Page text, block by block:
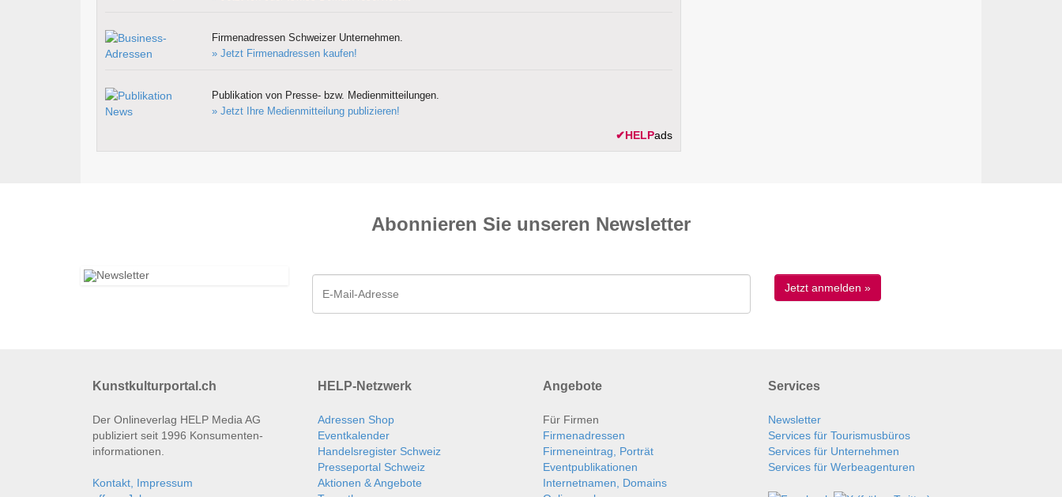
Firmenadressen Schweizer Unternehmen.
» Jetzt Firmenadressen kaufen!
Publikation von Presse- bzw. Medienmitteilungen.
» Jetzt Ihre Medienmitteilung publizieren!
✔HELPads
Abonnieren Sie unseren News­letter
Kunstkulturportal.ch
Der Onlineverlag HELP Media AG
publiziert seit 1996 Konsumenten­
informationen.
Kontakt, Impressum
HELP-Netzwerk
Adressen Shop
Eventkalender
Handelsregister Schweiz
Presseportal Schweiz
Aktionen & Angebote
Angebote
Für Firmen
Firmenadressen
Firmeneintrag, Porträt
Eventpublikationen
Internetnamen, Domains
Services
Newsletter
Services für Tourismusbüros
Services für Unternehmen
Services für Werbeagenturen